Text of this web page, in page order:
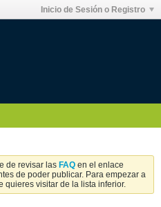
Inicio de Sesión o Registro
de revisar las FAQ en el enlace
de poder publicar. Para empezar a
quieres visitar de la lista inferior.